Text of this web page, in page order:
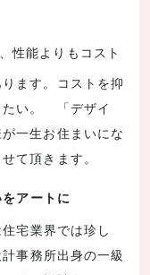
性能よりもコスト
ます。コストを抑
たい。 「デザイ
一生お住まいにな
て頂きます。
アートに
宅業界では珍し
計事務所出身の一級